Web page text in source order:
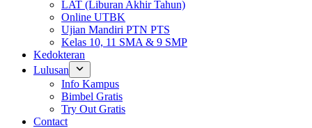
LAT (Liburan Akhir Tahun)
Online UTBK
Ujian Mandiri PTN PTS
Kelas 10, 11 SMA & 9 SMP
Kedokteran
Lulusan
Info Kampus
Bimbel Gratis
Try Out Gratis
Contact